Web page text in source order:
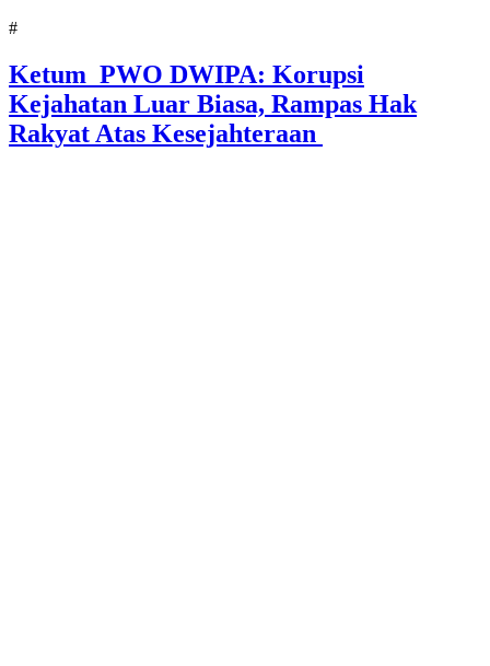
#
Ketum PWO DWIPA: Korupsi
Kejahatan Luar Biasa, Rampas Hak
Rakyat Atas Kesejahteraan